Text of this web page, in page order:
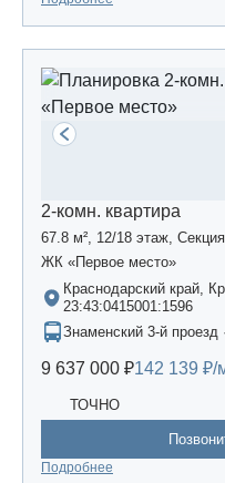
2-комн. квартира
67.8 м², 12/18 этаж,
ЖК «Первое место»
Краснодарский край,
23:43:0415001:1596
Знаменский 3-й проезд
9 637 000 ₽142 139 ₽/
ТОЧНО
Подробнее